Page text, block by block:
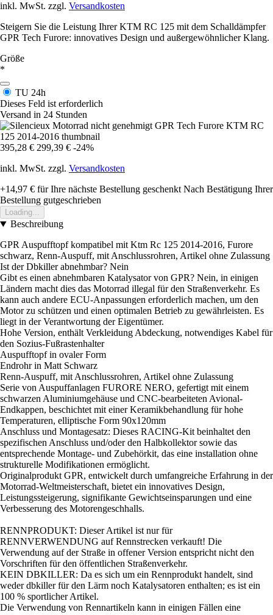
inkl. MwSt. zzgl. Versandkosten
Steigern Sie die Leistung Ihrer KTM RC 125 mit dem Schalldämpfer
GPR Tech Furore: innovatives Design und außergewöhnlicher Klang.
Größe
*
TU 24h
Dieses Feld ist erforderlich
Versand in 24 Stunden
395,28 € 299,39 € -24%
inkl. MwSt. zzgl. Versandkosten
+14,97 € für Ihre nächste Bestellung geschenkt Nach Bestätigung Ihrer
Bestellung gutgeschrieben
Loading...
Beschreibung
GPR Auspufftopf kompatibel mit Ktm Rc 125 2014-2016, Furore
schwarz, Renn-Auspuff, mit Anschlussrohren, Artikel ohne Zulassung
Ist der Dbkiller abnehmbar? Nein
Gibt es einen abnehmbaren Katalysator von GPR? Nein, in einigen
Ländern macht dies das Motorrad illegal für den Straßenverkehr. Es
kann auch andere ECU-Anpassungen erforderlich machen, um den
Motor zu schützen und einen optimalen Betrieb zu gewährleisten. Es
liegt in der Verantwortung der Eigentümer.
Hohe Version, enthält Verkleidung Abdeckung, notwendiges Kabel für
den Sozius-Fußrastenhalter
Auspufftopf in ovaler Form
Endrohr in Matt Schwarz
Renn-Auspuff, mit Anschlussrohren, Artikel ohne Zulassung
Serie von Auspuffanlagen FURORE NERO, gefertigt mit einem
schwarzen Aluminiumgehäuse und CNC-bearbeiteten Avional-
Endkappen, beschichtet mit einer Keramikbehandlung für hohe
Temperaturen, elliptische Form 90x120mm
Anschluss und Montagesatz: Dieses RACING-Kit beinhaltet den
spezifischen Anschluss und/oder den Halbkollektor sowie das
entsprechende Montage- und Zubehörkit, das eine installation ohne
strukturelle Modifikationen ermöglicht.
Originalprodukt GPR, entwickelt durch umfangreiche Erfahrung in der
Motorrad-Weltmeisterschaft, bietet ein innovatives Design,
Leistungssteigerung, signifikante Gewichtseinsparungen und eine
Verbesserung des Motorengeschhalls.
RENNPRODUKT: Dieser Artikel ist nur für
RENNVERWENDUNG auf Rennstrecken verkauft! Die
Verwendung auf der Straße in offener Version entspricht nicht den
Vorschriften für den öffentlichen Straßenverkehr.
KEIN DBKILLER: Da es sich um ein Rennprodukt handelt, sind
weder dbkiller für den Lärm noch Katalysatoren enthalten; es ist ein
100 % sportlicher Artikel.
Die Verwendung von Rennartikeln kann in einigen Fällen eine